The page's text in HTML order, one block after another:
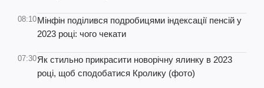
08:10Мінфін поділився подробицями індексації пенсій у
2023 році: чого чекати
07:30Як стильно прикрасити новорічну ялинку в 2023
році, щоб сподобатися Кролику (фото)